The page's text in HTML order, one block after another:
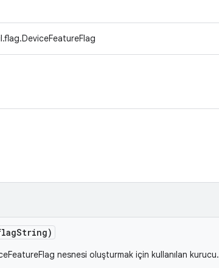
String)
nesnesi oluşturmak için kullanılan kurucu.